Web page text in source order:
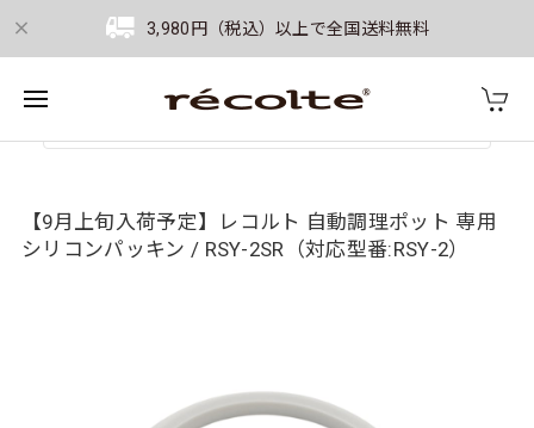
3,980円（税込）以上で全国送料無料
【9月上旬入荷予定】レコルト 自動調理ポット 専用
シリコンパッキン / RSY-2SR（対応型番:RSY-2）